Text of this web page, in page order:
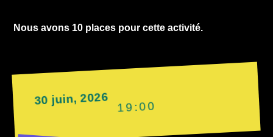
Nous avons 10 places pour cette activité.
30 juin, 2026 19:00